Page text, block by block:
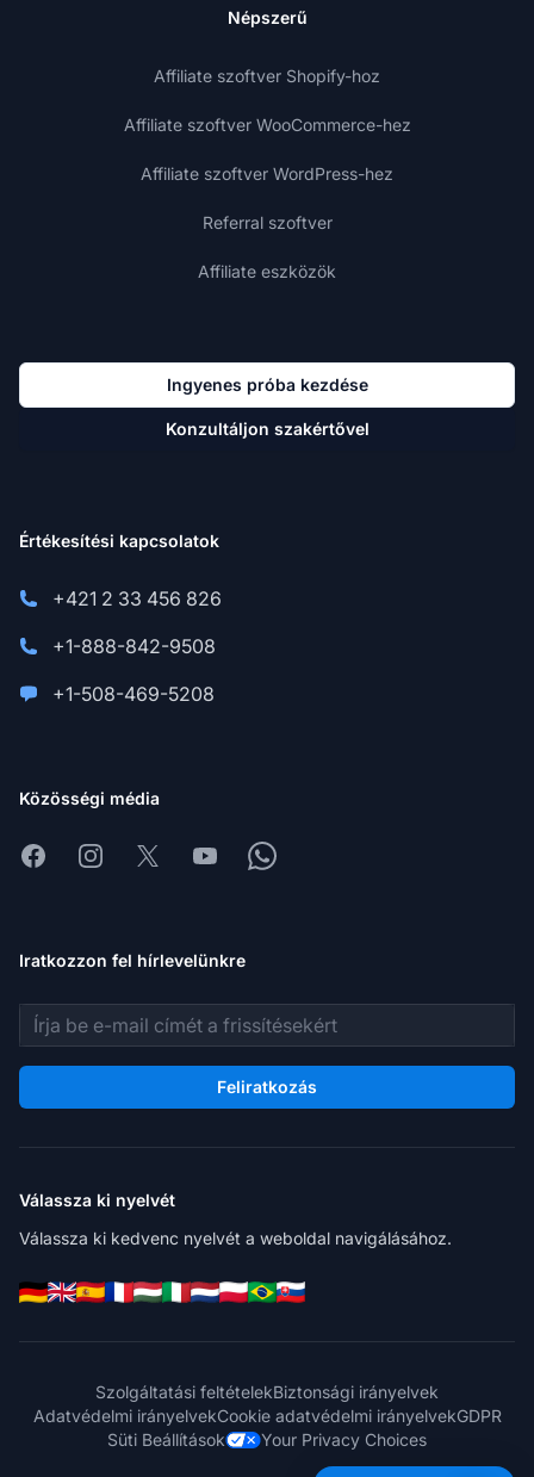
Népszerű
Affiliate szoftver Shopify-hoz
Affiliate szoftver WooCommerce-hez
Affiliate szoftver WordPress-hez
Referral szoftver
Affiliate eszközök
Ingyenes próba kezdése
Konzultáljon szakértővel
Értékesítési kapcsolatok
+421 2 33 456 826
+1-888-842-9508
+1-508-469-5208
Közösségi média
FacebookInstagram
X YoutubeWhatsapp
Iratkozzon fel hírlevelünkre
E-mail cím
Feliratkozás
Válassza ki nyelvét
Válassza ki kedvenc nyelvét a weboldal navigálásához.
Szolgáltatási feltételekBiztonsági irányelvek
Adatvédelmi irányelvekCookie adatvédelmi irányelvekGDPR
Süti Beállítások
Your Privacy Choices